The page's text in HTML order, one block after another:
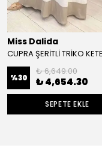
Miss Dalida
%30
₺ 6,649.00
₺ 4,654.30
SEPETE EKLE